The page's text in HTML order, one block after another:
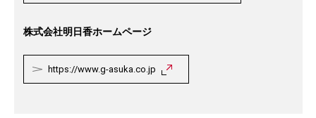
株式会社明日香ホームページ
https://www.g-asuka.co.jp